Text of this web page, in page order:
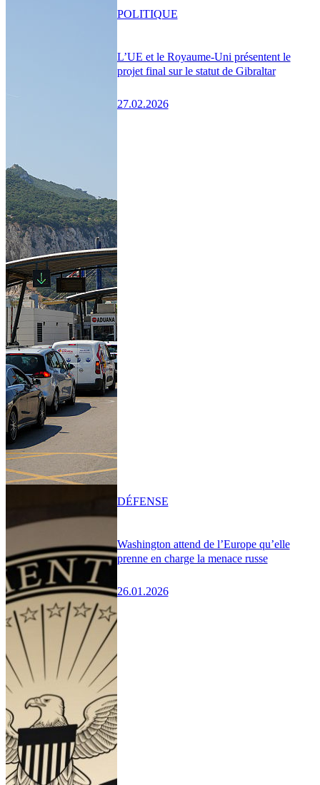
L’UE et le Royaume-Uni présentent le
projet final sur le statut de Gibraltar
27.02.2026
POLITIQUE
Washington attend de l’Europe qu’elle
prenne en charge la menace russe
26.01.2026
DÉFENSE